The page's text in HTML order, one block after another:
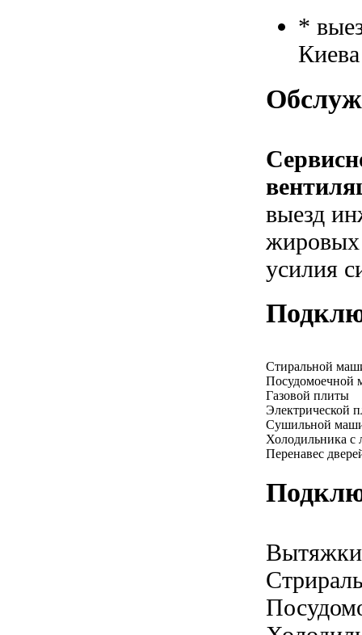
*
выезд
жировых
усилия
Стиральной
Посудомоечной
Газовой плиты
Электрической
Сушильной
Холодильника с
Перенавес
Вытяжки